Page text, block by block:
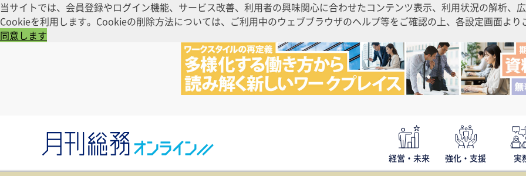
当サイトでは、会員登録やログイン機能、サービス改善、利用者の興味関心に合わせたコンテンツ表示、利用状況の解析、
Cookieを利用します。Cookieの削除方法については、ご利用中のウェブブラウザのヘルプ等をご確認の上、各設定画面よ
同意します
経営・未来 強化・支援 実